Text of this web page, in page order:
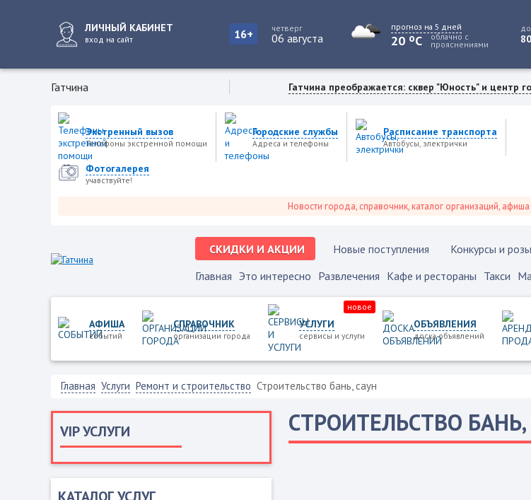
ЛИЧНЫЙ КАБИНЕТ
вход на сайт 16+ четверг
06 августа
прогноз на 5 дней
20 oC облачно с
прояснениями
Гатчина Гатчина преображается: сквер "Юность" и центр
Экстренный вызов
Телефоны экстренной помощи
Городские службы
Адреса и телефоны
Расписание транспорта
Автобусы, электрички
Фотогалерея
учавствуйте!
Новости города, справочник, каталог организаций, афиша
СКИДКИ И АКЦИИ Новые поступления Конкурсы и
Главная Это интересно Развлечения Кафе и рестораны Такси
АФИША
событий
СПРАВОЧНИК
организации города
УСЛУГИ
сервисы и услуги
новое
ОБЪЯВЛЕНИЯ
доска объявлений
Главная Услуги Ремонт и строительство Строительство бань, саун
VIP УСЛУГИ
КАТАЛОГ УСЛУГ
СТРОИТЕЛЬСТВО БАНЬ,